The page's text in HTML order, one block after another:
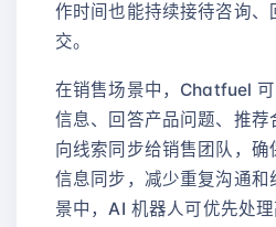
作时间也能持续接待咨询、
交。
在销售场景中，Chatfuel
信息、回答产品问题、推荐
向线索同步给销售团队，确
信息同步，减少重复沟通和
景中，AI 机器人可优先处理